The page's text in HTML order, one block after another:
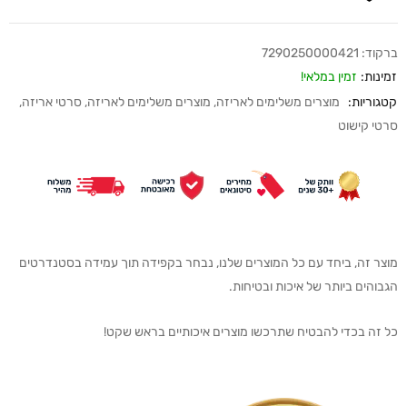
ברקוד: 7290250000421
זמינות: זמין במלאי!
קטגוריות:
מוצרים משלימים לאריזה, מוצרים משלימים לאריזה, סרטי אריזה,
סרטי קישוט
מוצר זה, ביחד עם כל המוצרים שלנו, נבחר בקפידה תוך עמידה בסטנדרטים
הגבוהים ביותר של איכות ובטיחות.
כל זה בכדי להבטיח שתרכשו מוצרים איכותיים בראש שקט!